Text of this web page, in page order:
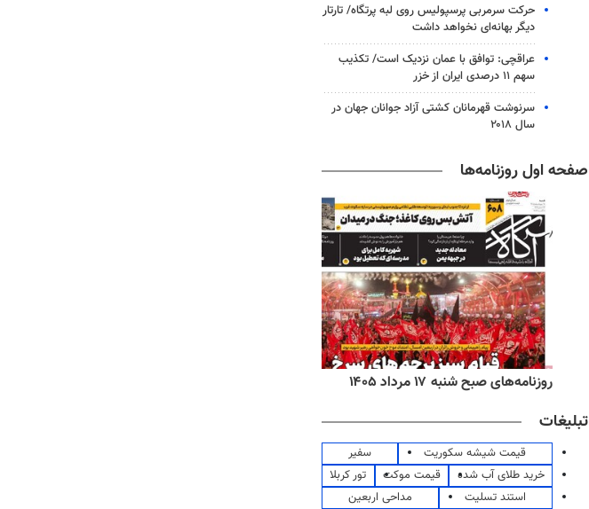
حرکت سرمربی پرسپولیس روی لبه پرتگاه/ تارتار
دیگر بهانه‌ای نخواهد داشت
عراقچی: توافق با عمان نزدیک است/ تکذیب
سهم ۱۱ درصدی ایران از خزر
سرنوشت قهرمانان کشتی آزاد جوانان جهان در
سال ۲۰۱۸
صفحه اول روزنامه‌ها
روزنامه‌های صبح شنبه ۱۷ مرداد ۱۴۰۵
تبلیغات
قیمت شیشه سکوریت
سفیر
خرید طلای آب شده
قیمت موکت
تور کربلا
استند تسلیت
مداحی اربعین